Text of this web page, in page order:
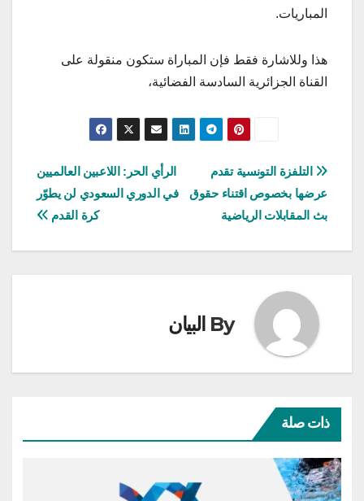
المباريات.
هذا وللاشارة فقط فإن المباراة ستكون منقولة على
القناة الجزائرية السادسة الفضائية،
تصفّح
المقالات
الرأي الحر: اللاعبين العالميين
في الدوري السعودي لن يطوّر
كرة القدم
التلفزة التونسية تقدم
عرضها بخصوص اقتناء حقوق
بث المقابلات الرياضية
By البيان
ذات صلة